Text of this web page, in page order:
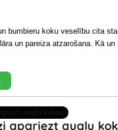
bumbieru koku veselību cita
un pareiza atzarošana. Kā un
apgriezt augļu